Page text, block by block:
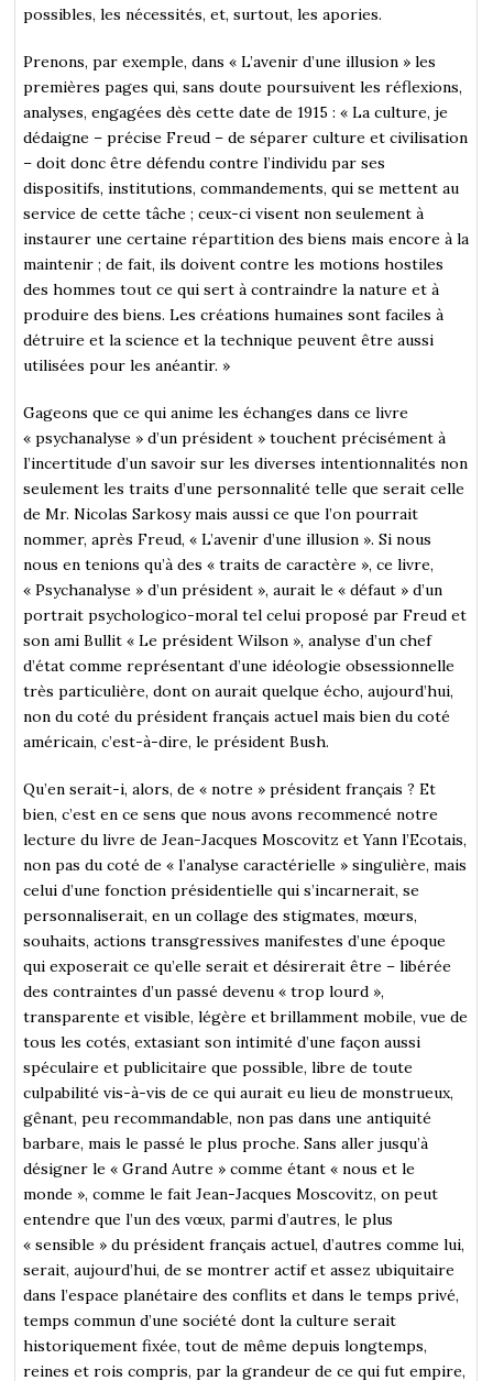
possibles, les nécessités, et, surtout, les apories.
Prenons, par exemple, dans « L’avenir d’une illusion » les
premières pages qui, sans doute poursuivent les réflexions,
analyses, engagées dès cette date de 1915 : « La culture, je
dédaigne – précise Freud – de séparer culture et civilisation
– doit donc être défendu contre l’individu par ses
dispositifs, institutions, commandements, qui se mettent au
service de cette tâche ; ceux-ci visent non seulement à
instaurer une certaine répartition des biens mais encore à la
maintenir ; de fait, ils doivent contre les motions hostiles
des hommes tout ce qui sert à contraindre la nature et à
produire des biens. Les créations humaines sont faciles à
détruire et la science et la technique peuvent être aussi
utilisées pour les anéantir. »
Gageons que ce qui anime les échanges dans ce livre
« psychanalyse » d’un président » touchent précisément à
l’incertitude d’un savoir sur les diverses intentionnalités non
seulement les traits d’une personnalité telle que serait celle
de Mr. Nicolas Sarkosy mais aussi ce que l’on pourrait
nommer, après Freud, « L’avenir d’une illusion ». Si nous
nous en tenions qu’à des « traits de caractère », ce livre,
« Psychanalyse » d’un président », aurait le « défaut » d’un
portrait psychologico-moral tel celui proposé par Freud et
son ami Bullit « Le président Wilson », analyse d’un chef
d’état comme représentant d’une idéologie obsessionnelle
très particulière, dont on aurait quelque écho, aujourd’hui,
non du coté du président français actuel mais bien du coté
américain, c’est-à-dire, le président Bush.
Qu’en serait-i, alors, de « notre » président français ? Et
bien, c’est en ce sens que nous avons recommencé notre
lecture du livre de Jean-Jacques Moscovitz et Yann l’Ecotais,
non pas du coté de « l’analyse caractérielle » singulière, mais
celui d’une fonction présidentielle qui s’incarnerait, se
personnaliserait, en un collage des stigmates, mœurs,
souhaits, actions transgressives manifestes d’une époque
qui exposerait ce qu’elle serait et désirerait être – libérée
des contraintes d’un passé devenu « trop lourd »,
transparente et visible, légère et brillamment mobile, vue de
tous les cotés, extasiant son intimité d’une façon aussi
spéculaire et publicitaire que possible, libre de toute
culpabilité vis-à-vis de ce qui aurait eu lieu de monstrueux,
gênant, peu recommandable, non pas dans une antiquité
barbare, mais le passé le plus proche. Sans aller jusqu’à
désigner le « Grand Autre » comme étant « nous et le
monde », comme le fait Jean-Jacques Moscovitz, on peut
entendre que l’un des vœux, parmi d’autres, le plus
« sensible » du président français actuel, d’autres comme lui,
serait, aujourd’hui, de se montrer actif et assez ubiquitaire
dans l’espace planétaire des conflits et dans le temps privé,
temps commun d’une société dont la culture serait
historiquement fixée, tout de même depuis longtemps,
reines et rois compris, par la grandeur de ce qui fut empire,